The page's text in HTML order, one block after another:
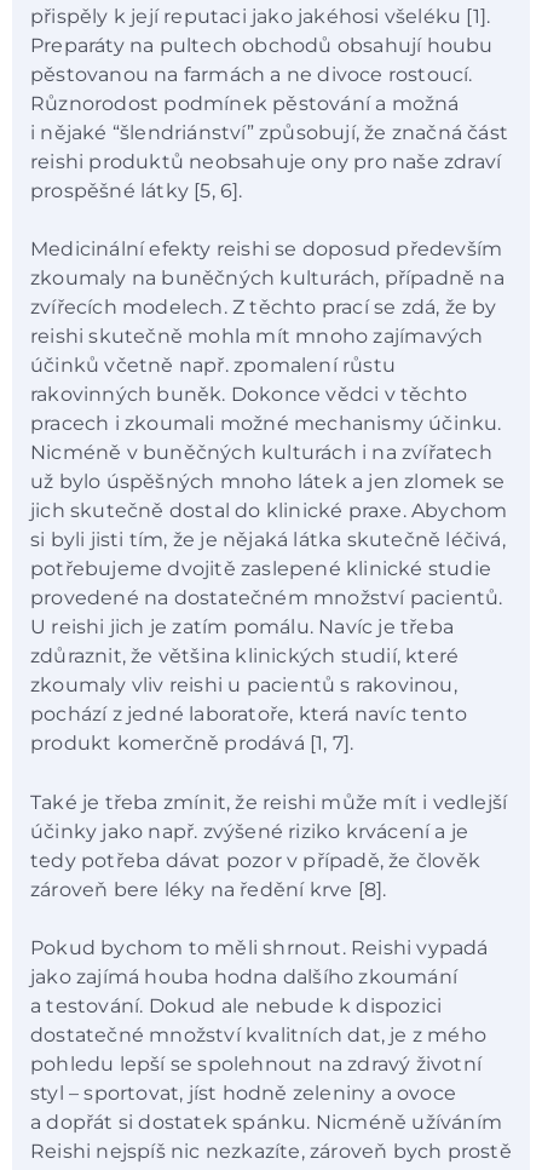
přispěly k její reputaci jako jakéhosi všeléku [1].
Preparáty na pultech obchodů obsahují houbu
pěstovanou na farmách a ne divoce rostoucí.
Různorodost podmínek pěstování a možná
i nějaké “šlendriánství” způsobují, že značná část
reishi produktů neobsahuje ony pro naše zdraví
prospěšné látky [5, 6].
Medicinální efekty reishi se doposud především
zkoumaly na buněčných kulturách, případně na
zvířecích modelech. Z těchto prací se zdá, že by
reishi skutečně mohla mít mnoho zajímavých
účinků včetně např. zpomalení růstu
rakovinných buněk. Dokonce vědci v těchto
pracech i zkoumali možné mechanismy účinku.
Nicméně v buněčných kulturách i na zvířatech
už bylo úspěšných mnoho látek a jen zlomek se
jich skutečně dostal do klinické praxe. Abychom
si byli jisti tím, že je nějaká látka skutečně léčivá,
potřebujeme dvojitě zaslepené klinické studie
provedené na dostatečném množství pacientů.
U reishi jich je zatím pomálu. Navíc je třeba
zdůraznit, že většina klinických studií, které
zkoumaly vliv reishi u pacientů s rakovinou,
pochází z jedné laboratoře, která navíc tento
produkt komerčně prodává [1, 7].
Také je třeba zmínit, že reishi může mít i vedlejší
účinky jako např. zvýšené riziko krvácení a je
tedy potřeba dávat pozor v případě, že člověk
zároveň bere léky na ředění krve [8].
Pokud bychom to měli shrnout. Reishi vypadá
jako zajímá houba hodna dalšího zkoumání
a testování. Dokud ale nebude k dispozici
dostatečné množství kvalitních dat, je z mého
pohledu lepší se spolehnout na zdravý životní
styl – sportovat, jíst hodně zeleniny a ovoce
a dopřát si dostatek spánku. Nicméně užíváním
Reishi nejspíš nic nezkazíte, zároveň bych prostě